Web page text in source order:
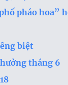
pháo hoa”
biệt
tháng 6